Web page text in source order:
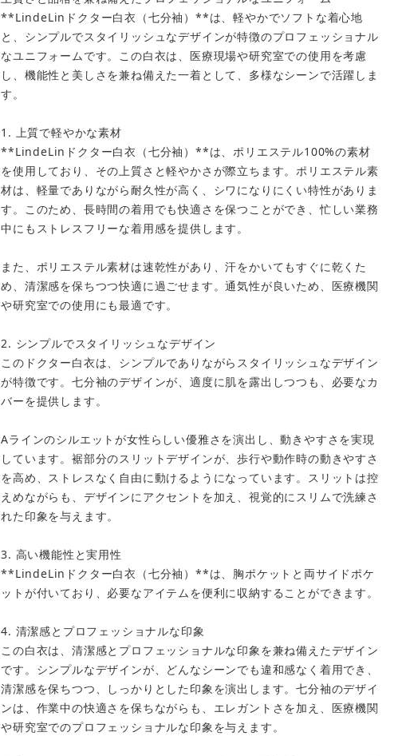
close
**LindeLinドクター白衣（七分袖）**は、軽やかでソフトな着心地
と、シンプルでスタイリッシュなデザインが特徴のプロフェッショナル
なユニフォームです。この白衣は、医療現場や研究室での使用を考慮
し、機能性と美しさを兼ね備えた一着として、多様なシーンで活躍しま
す。
1. 上質で軽やかな素材
**LindeLinドクター白衣（七分袖）**は、ポリエステル100%の素材
を使用しており、その上質さと軽やかさが際立ちます。ポリエステル素
材は、軽量でありながら耐久性が高く、シワになりにくい特性がありま
す。このため、長時間の着用でも快適さを保つことができ、忙しい業務
中にもストレスフリーな着用感を提供します。
また、ポリエステル素材は速乾性があり、汗をかいてもすぐに乾くた
め、清潔感を保ちつつ快適に過ごせます。通気性が良いため、医療機関
や研究室での使用にも最適です。
2. シンプルでスタイリッシュなデザイン
このドクター白衣は、シンプルでありながらスタイリッシュなデザイン
が特徴です。七分袖のデザインが、適度に肌を露出しつつも、必要なカ
バーを提供します。
Aラインのシルエットが女性らしい優雅さを演出し、動きやすさを実現
しています。裾部分のスリットデザインが、歩行や動作時の動きやすさ
を高め、ストレスなく自由に動けるようになっています。スリットは控
えめながらも、デザインにアクセントを加え、視覚的にスリムで洗練さ
れた印象を与えます。
3. 高い機能性と実用性
**LindeLinドクター白衣（七分袖）**は、胸ポケットと両サイドポケ
ットが付いており、必要なアイテムを便利に収納することができます。
4. 清潔感とプロフェッショナルな印象
この白衣は、清潔感とプロフェッショナルな印象を兼ね備えたデザイン
です。シンプルなデザインが、どんなシーンでも違和感なく着用でき、
清潔感を保ちつつ、しっかりとした印象を演出します。七分袖のデザイ
ンは、作業中の快適さを保ちながらも、エレガントさを加え、医療機関
や研究室でのプロフェッショナルな印象を与えます。